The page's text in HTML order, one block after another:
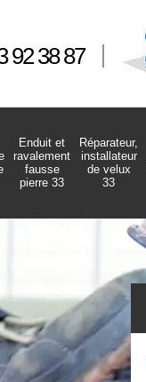
92 38 87
Enduit et
ravalement
fausse
pierre 33
Réparateur,
installateur
de velux
33